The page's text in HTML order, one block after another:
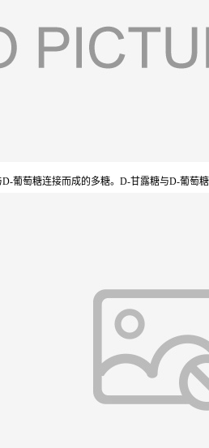
葡萄糖连接而成的多糖。D-甘露糖与D-葡萄